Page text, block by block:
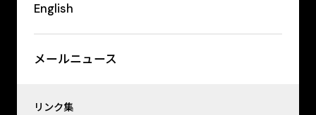
English
メールニュース
リンク集